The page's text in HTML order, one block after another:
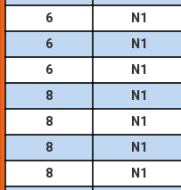
6
N1
6
N1
6
N1
8
N1
8
N1
8
N1
8
N1